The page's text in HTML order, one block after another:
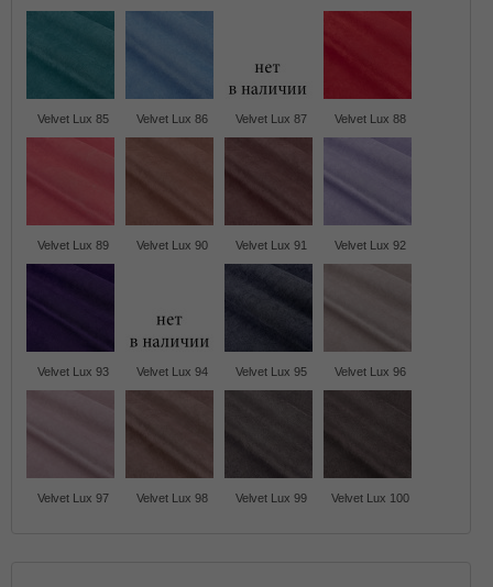
Velvet Lux 85 Velvet Lux 86 Velvet Lux 87 Velvet Lux 88
Velvet Lux 89 Velvet Lux 90 Velvet Lux 91 Velvet Lux 92
Velvet Lux 93 Velvet Lux 94 Velvet Lux 95 Velvet Lux 96
Velvet Lux 97 Velvet Lux 98 Velvet Lux 99 Velvet Lux 100